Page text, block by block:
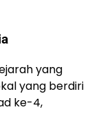
yang
yang berdiri
ke-4,